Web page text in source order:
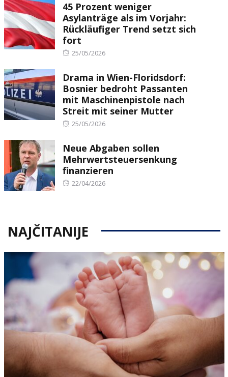
45 Prozent weniger
Asylanträge als im Vorjahr:
Rückläufiger Trend setzt sich
fort
Posted
25/05/2026
Drama in Wien-Floridsdorf:
Bosnier bedroht Passanten
mit Maschinenpistole nach
Streit mit seiner Mutter
Posted
25/05/2026
Neue Abgaben sollen
Mehrwertsteuersenkung
finanzieren
Posted
22/04/2026
NAJČITANIJE